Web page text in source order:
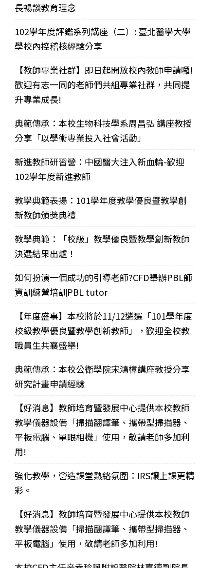
長暢談教育理念
102學年度評鑑系列講座（二）: 臺北醫學大學
學校內控稽核經驗分享
【教師專業社群】即日起開放校內教師申請囉!
歡迎有志一同的老師們共組專業社群，共同提
升專業成長!
典範傳承：本校生物科技學系周昌弘 講座教授
分享「以學術專業投入社會活動」
新進教師研習營：中國醫大注入新血輪-歡迎
102學年度新進教師
教學典範表揚：101學年度教學優良暨教學創
新教師頒獎典禮
教學典範：「校級」教學優良暨教學創新教師
決選結果出爐！
如何扮演一個成功的引導老師?CFD舉辦PBL師
資訓練營培訓PBL tutor
【年度盛事】本校將於11/12遴選「101學年度
校級教學優良暨教學創新教師」，歡迎全校教
職員生共襄盛舉!
典範傳承：本校公衛學院宋鴻樟講座教授分享
研究計畫申請經驗
【好消息】教師培育暨發展中心提供本校教師
教學儀器設備「掃描翻譯筆、攜帶型掃描器、
平板電腦、單眼相機」使用，敬請老師多加利
用!
強化教學，營造課堂熱絡氛圍：IRS讓上課更精
彩。
【好消息】教師培育暨發展中心提供本校教師
教學儀器設備「掃描翻譯筆、攜帶型掃描器、
平板電腦」使用，敬請老師多加利用!